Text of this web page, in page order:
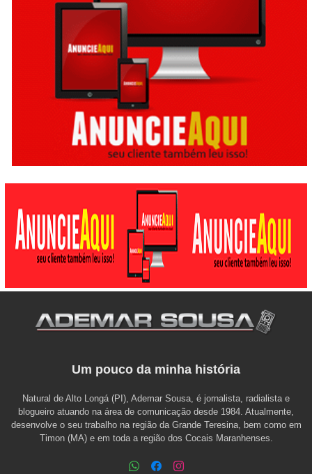
Um pouco da minha história
Natural de Alto Longá (PI), Ademar Sousa, é jornalista, radialista e
blogueiro atuando na área de comunicação desde 1984. Atualmente,
desenvolve o seu trabalho na região da Grande Teresina, bem como em
Timon (MA) e em toda a região dos Cocais Maranhenses.